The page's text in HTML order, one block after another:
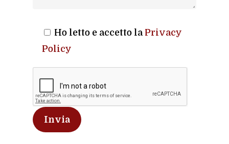
Ho letto e accetto la Privacy
Policy